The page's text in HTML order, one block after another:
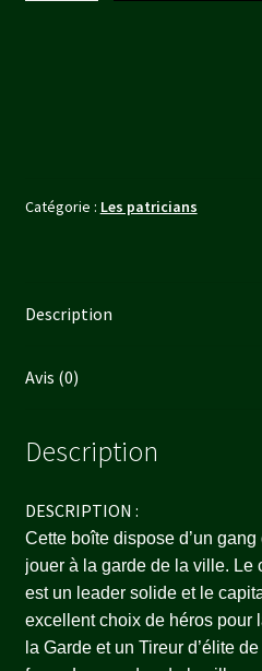
Catégorie : Les patricians
Description
Avis (0)
Description
DESCRIPTION :
Cette boîte dispose d’un gang
jouer à la garde de la ville. Le
est un leader solide et le
excellent choix de héros pour
la Garde et un Tireur d’élite